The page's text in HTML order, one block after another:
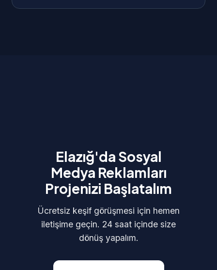
Elazığ'da Sosyal
Medya Reklamları
Projenizi Başlatalım
Ücretsiz keşif görüşmesi için hemen
iletişime geçin. 24 saat içinde size
dönüş yapalım.